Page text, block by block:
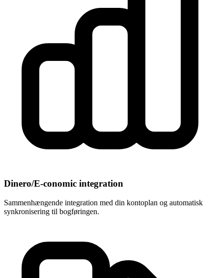
Dinero/E-conomic integration
Sammenhængende integration med din kontoplan og automatisk
synkronisering til bogføringen.